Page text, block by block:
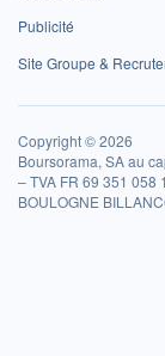
Publicité
Site Groupe &
Copyright © 2026
Boursorama, SA au
– TVA FR 69 351 058
BOULOGNE